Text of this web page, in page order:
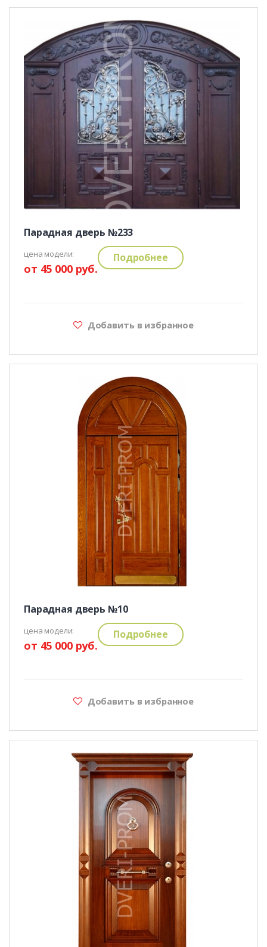
Парадная дверь №233
цена модели:
от 45 000 руб.
Подробнее
Добавить в избранное
Парадная дверь №10
цена модели:
от 45 000 руб.
Подробнее
Добавить в избранное